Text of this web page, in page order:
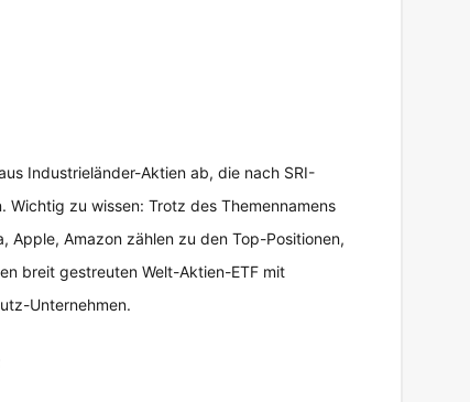
Industrieländer-Aktien ab, die nach SRI-
Wichtig zu wissen: Trotz des Themennamens
Apple, Amazon zählen zu den Top-Positionen,
breit gestreuten Welt-Aktien-ETF mit
Unternehmen.